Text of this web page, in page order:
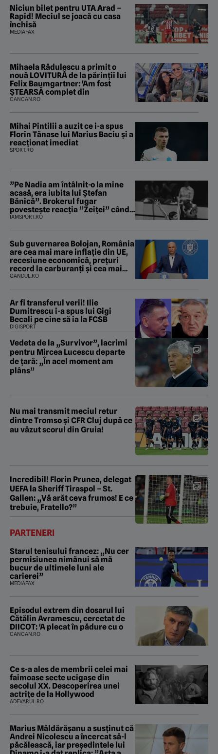
Niciun bilet pentru UTA Arad –
Rapid! Meciul se joacă cu casa
închisă
MEDIAFAX
Mihaela Rădulescu a primit o
nouă LOVITURĂ de la părinții lui
Felix Baumgartner: 'Am fost
ȘTEARSĂ complet din
CANCAN.RO
Mihai Pintilii a auzit ce i-a spus
Florin Tănase lui Marius Baciu și a
reacționat imediat
SPORT.RO
”Pe Nadia am întâlnit-o la mine
acasă, era iubita lui Ștefan
Bănică”. Brokerul fugar
povestește reacția ”Zeiței” când
i-a intrat în baie
IAMSPORT.RO
Sub guvernarea Bolojan, România
are cea mai mare inflație din UE,
recesiune economică, prețuri
record la carburanți și cea mai
gravă criză energetică de la
dacă își cere scuze
GANDUL.RO
Ar fi transferul verii! Ilie
Dumitrescu i-a spus lui Gigi
Becali pe cine să ia la FCSB
DIGISPORT
Vedeta de la „Survivor”, lacrimi
pentru Mircea Lucescu departe
de țară: „În acel moment am
plâns”
Nu mai transmit meciul retur
dintre Tromso și CFR Cluj după ce
au văzut scorul din Gruia!
Incredibil! Florin Prunea, delegat
UEFA la Sheriff Tiraspol – St.
Gallen: „Vă arăt ceva frumos! E ce
trebuie, Fratello?”
PARTENERI
Starul tenisului francez: „Nu cer
permisiunea nimănui să mă
bucur de ultimele luni ale
carierei”
MEDIAFAX
Episodul extrem din dosarul lui
Cătălin Avramescu, cercetat de
DIICOT: 'A plecat în pădure cu o
CANCAN.RO
Ce s-a ales de membrii celei mai
faimoase secte ucigașe din
secolul XX. Descoperirea unei
actrițe de la Hollywood
ADEVARUL.RO
Marius Măldărăşanu a susţinut că
Andrei Nicolescu a încercat să-l
păcălească, iar preşedintele lui